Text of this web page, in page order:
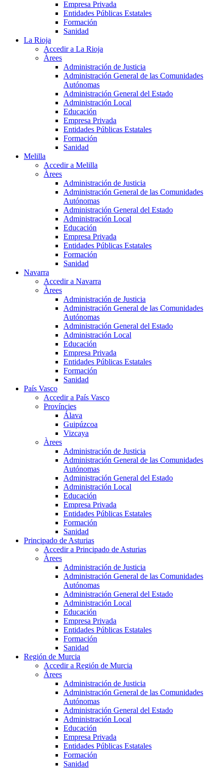
Empresa Privada
Entidades Públicas Estatales
Formación
Sanidad
La Rioja
Accedir a La Rioja
Àrees
Administración de Justicia
Administración General de las Comunidades
Autónomas
Administración General del Estado
Administración Local
Educación
Empresa Privada
Entidades Públicas Estatales
Formación
Sanidad
Melilla
Accedir a Melilla
Àrees
Administración de Justicia
Administración General de las Comunidades
Autónomas
Administración General del Estado
Administración Local
Educación
Empresa Privada
Entidades Públicas Estatales
Formación
Sanidad
Navarra
Accedir a Navarra
Àrees
Administración de Justicia
Administración General de las Comunidades
Autónomas
Administración General del Estado
Administración Local
Educación
Empresa Privada
Entidades Públicas Estatales
Formación
Sanidad
País Vasco
Accedir a País Vasco
Províncies
Álava
Guipúzcoa
Vizcaya
Àrees
Administración de Justicia
Administración General de las Comunidades
Autónomas
Administración General del Estado
Administración Local
Educación
Empresa Privada
Entidades Públicas Estatales
Formación
Sanidad
Principado de Asturias
Accedir a Principado de Asturias
Àrees
Administración de Justicia
Administración General de las Comunidades
Autónomas
Administración General del Estado
Administración Local
Educación
Empresa Privada
Entidades Públicas Estatales
Formación
Sanidad
Región de Murcia
Accedir a Región de Murcia
Àrees
Administración de Justicia
Administración General de las Comunidades
Autónomas
Administración General del Estado
Administración Local
Educación
Empresa Privada
Entidades Públicas Estatales
Formación
Sanidad